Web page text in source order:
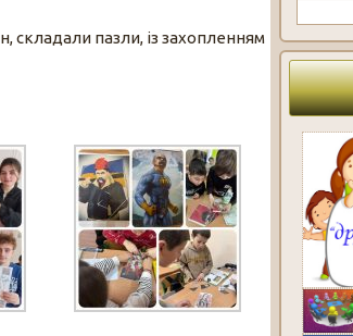
складали пазли, із захопленням